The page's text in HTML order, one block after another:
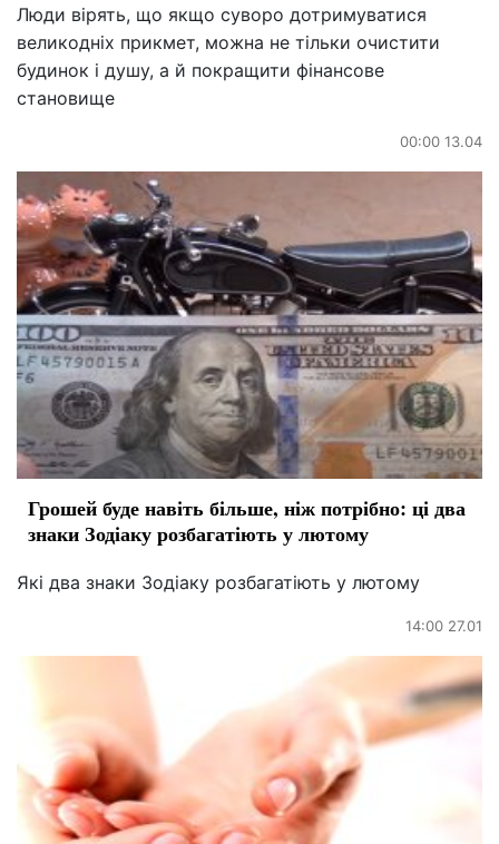
Люди вірять, що якщо суворо дотримуватися
великодніх прикмет, можна не тільки очистити
будинок і душу, а й покращити фінансове
становище
00:00 13.04
Грошей буде навіть більше, ніж потрібно: ці два
знаки Зодіаку розбагатіють у лютому
Які два знаки Зодіаку розбагатіють у лютому
14:00 27.01